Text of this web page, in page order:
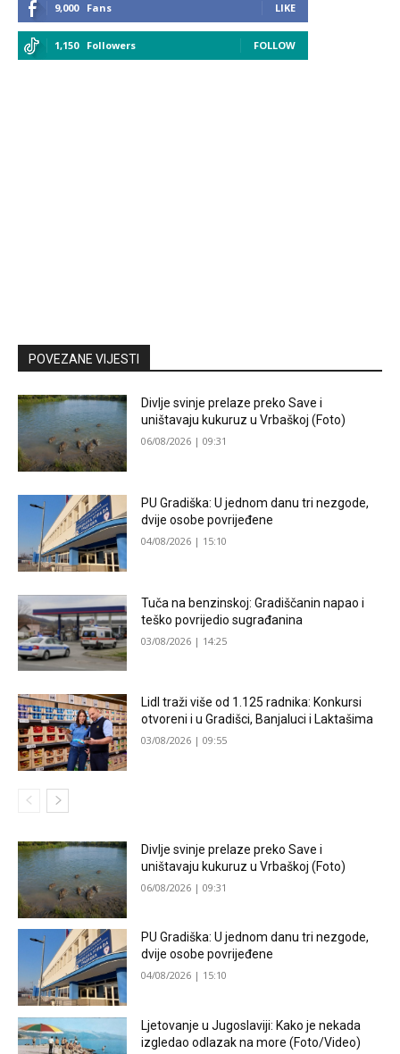
9,000 Fans LIKE
1,150 Followers FOLLOW
POVEZANE VIJESTI
Divlje svinje prelaze preko Save i
uništavaju kukuruz u Vrbaškoj (Foto)
06/08/2026 | 09:31
PU Gradiška: U jednom danu tri nezgode,
dvije osobe povrijeđene
04/08/2026 | 15:10
Tuča na benzinskoj: Gradiščanin napao i
teško povrijedio sugrađanina
03/08/2026 | 14:25
Lidl traži više od 1.125 radnika: Konkursi
otvoreni i u Gradišci, Banjaluci i Laktašima
03/08/2026 | 09:55
Divlje svinje prelaze preko Save i
uništavaju kukuruz u Vrbaškoj (Foto)
06/08/2026 | 09:31
PU Gradiška: U jednom danu tri nezgode,
dvije osobe povrijeđene
04/08/2026 | 15:10
Ljetovanje u Jugoslaviji: Kako je nekada
izgledao odlazak na more (Foto/Video)